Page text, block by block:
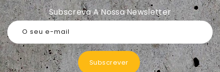
Subscreva A Nossa Newsletter
O seu e-mail
Subscrever